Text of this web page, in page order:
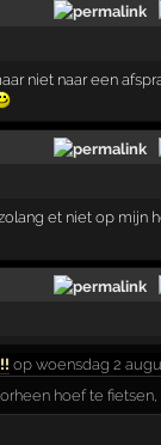
niet naar een
et niet op mijn
op woensdag 2
hoef te